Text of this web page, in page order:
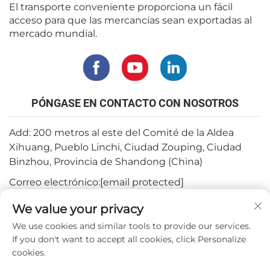
El transporte conveniente proporciona un fácil
acceso para que las mercancías sean exportadas al
mercado mundial.
PÓNGASE EN CONTACTO CON NOSOTROS
Add: 200 metros al este del Comité de la Aldea
Xihuang, Pueblo Linchi, Ciudad Zouping, Ciudad
Binzhou, Provincia de Shandong (China)
Correo electrónico:[email protected]
Tel.: +82-3180427370
Teléfono:+86-15564344404
WhatsApp: +82-1022396668
We value your privacy
We use cookies and similar tools to provide our services.
If you don't want to accept all cookies, click Personalize
cookies.